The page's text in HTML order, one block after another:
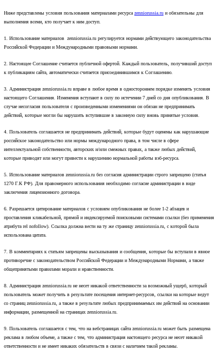
Ниже представлены условия пользования материалами ресурса zenniorussia.ru и обязательны для
выполнения всеми, кто получает к ним доступ.
1. Использование материалов zenniorussia.ru регулируется нормами действующего законодательства
Российской Федерации и Международными правовыми нормами.
2. Настоящее Соглашение считается публичной офертой. Каждый пользователь, получивший доступ
к публикациям сайта, автоматически считается присоединившимся к Соглашению.
3. Администрация zenniorussia.ru вправе в любое время в одностороннем порядке изменять условия
настоящего Соглашения. Изменения вступают в силу по истечении 7 дней со дня опубликования. В
случае несогласия пользователя с произведенными изменениями он обязан не предпринимать
действий, которые могли бы нарушить вступившие в законную силу вновь принятые условия.
4. Пользователь соглашается не предпринимать действий, которые будут оценены как нарушающие
российское законодательство или нормы международного права, в том числе в сфере
интеллектуальной собственности, авторских и/или смежных правах, а также любых действий,
которые приводят или могут привести к нарушению нормальной работы вэб-ресурса.
5. Использование материалов zenniorussia.ru без согласия администрации строго запрещено (статья
1270 Г.К РФ). Для правомерного использования необходимо согласие администрации в виде
заключения лицензионного договора.
6. Разрешается цитирование материалов с условием опубликования не более 1-2 абзацев и
проставления кликабельной, прямой и индексируемой поисковыми системами ссылки (без применения
атрибута rel nofollow). Ссылка должна вести на ту же страницу zenniorussia.ru, с которой была
использована цитата.
7. В комментариях к статьям запрещены высказывания и сообщения, которые бы вступали в явное
противоречие с законодательством Российской Федерации и Международными Нормами, а также
общепринятыми правилами морали и нравственности.
8. Администрация zenniorussia.ru не несет никакой ответственности за возможный ущерб, который
пользователь может получить в результате посещения интернет-ресурсов, ссылки на которые ведут
со страниц zenniorussia.ru, а также в результате любых предпринимаемых им действий на основании
информации, размещенной на страницах zenniorussia.ru.
9. Пользователь соглашается с тем, что на вебстраницах сайта zenniorussia.ru может быть размещена
реклама в любом объеме, а также с тем, что администрация настоящего ресурса не несет никакой
ответственности и не имеет никаких обязательств в связи с наличием такой рекламы.